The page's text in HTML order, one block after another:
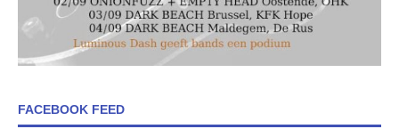
FACEBOOK FEED